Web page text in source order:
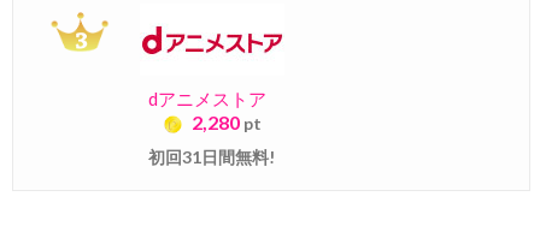
dアニメストア
2,280 pt
初回31日間無料!